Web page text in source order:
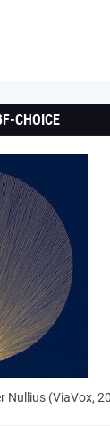
CHOICE
Nullius (ViaVox,